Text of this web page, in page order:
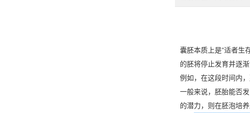
囊胚本质上是“适者生
的胚将停止发育并逐渐
例如，在这段时间内
一般来说，胚胎能否
的潜力，则在胚泡培